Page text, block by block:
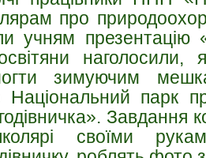
про
учням презентацію
наголосили,
зимуючим
парк
Завдання
своїми